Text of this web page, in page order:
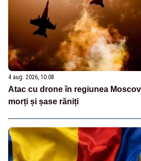
4 aug. 2026, 10:08
Atac cu drone în regiunea
morți și șase răniți